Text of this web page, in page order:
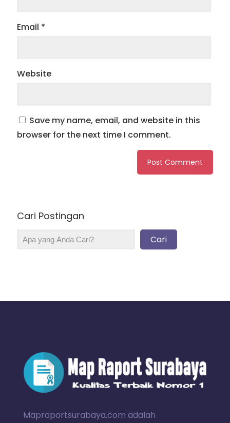
Email *
Website
Save my name, email, and website in this
browser for the next time I comment.
Cari Postingan
Cari
Mapraportsurabaya.com adalah